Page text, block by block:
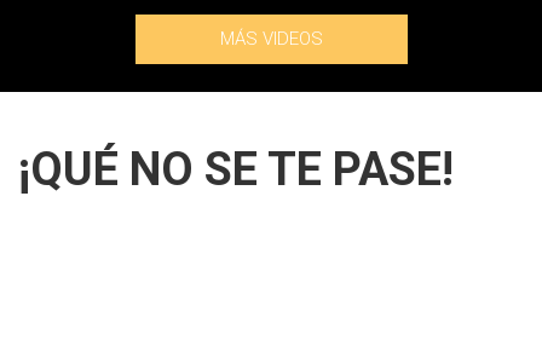
MÁS VIDEOS
¡QUÉ NO SE TE PASE!